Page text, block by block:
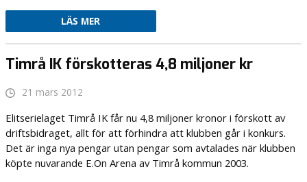
LÄS MER
Timrå IK förskotteras 4,8 miljoner kr
21 mars 2012
Elitserielaget Timrå IK får nu 4,8 miljoner kronor i förskott av
driftsbidraget, allt för att förhindra att klubben går i konkurs.
Det är inga nya pengar utan pengar som avtalades när klubben
köpte nuvarande E.On Arena av Timrå kommun 2003.